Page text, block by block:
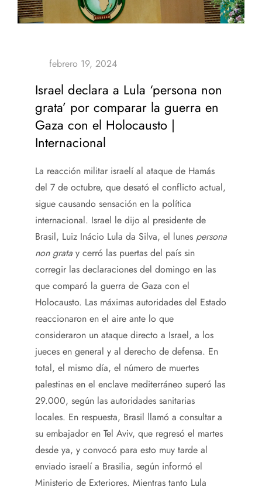
Israel declara a Lula ‘persona non
grata’ por comparar la guerra en
Gaza con el Holocausto |
Internacional
La reacción militar israelí al ataque de Hamás
del 7 de octubre, que desató el conflicto actual,
sigue causando sensación en la política
internacional. Israel le dijo al presidente de
Brasil, Luiz Inácio Lula da Silva, el lunes persona
non grata y cerró las puertas del país sin
corregir las declaraciones del domingo en las
que comparó la guerra de Gaza con el
Holocausto. Las máximas autoridades del Estado
reaccionaron en el aire ante lo que
consideraron un ataque directo a Israel, a los
jueces en general y al derecho de defensa. En
total, el mismo día, el número de muertes
palestinas en el enclave mediterráneo superó las
29.000, según las autoridades sanitarias
locales. En respuesta, Brasil llamó a consultar a
su embajador en Tel Aviv, que regresó el martes
desde ya, y convocó para esto muy tarde al
enviado israelí a Brasilia, según informó el
Ministerio de Exteriores. Mientras tanto Lula